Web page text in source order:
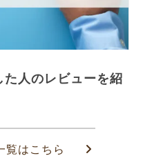
た人のレビューを紹
覧はこちら